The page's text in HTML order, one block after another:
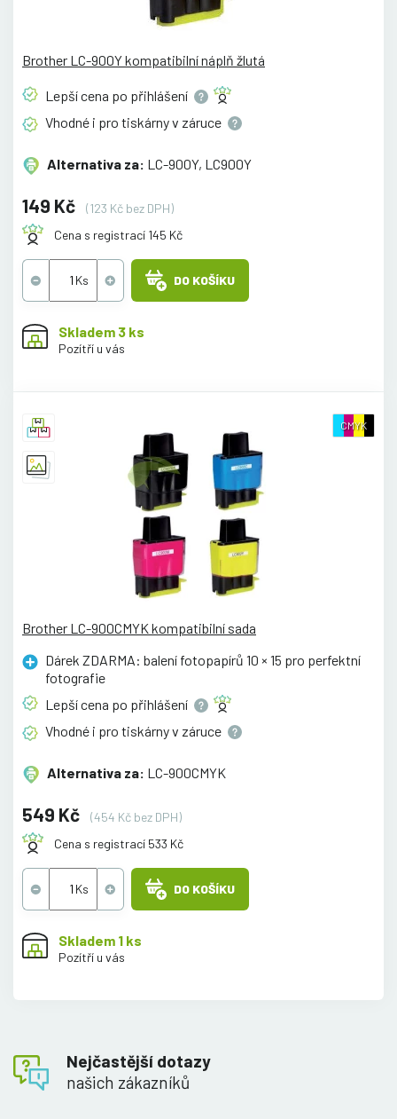
Brother LC-900Y kompatibilní náplň žlutá
Lepší cena po přihlášení
Vhodné i pro tiskárny v záruce
Alternativa za: LC-900Y, LC900Y
149 Kč
(123 Kč bez DPH)
Cena s registrací 145 Kč
DO KOŠÍKU
Skladem 3 ks
Pozítří u vás
CMYK
Brother LC-900CMYK kompatibilní sada
Dárek ZDARMA: balení fotopapírů 10 × 15 pro perfektní
fotografie
Lepší cena po přihlášení
Vhodné i pro tiskárny v záruce
Alternativa za: LC-900CMYK
549 Kč
(454 Kč bez DPH)
Cena s registrací 533 Kč
DO KOŠÍKU
Skladem 1 ks
Pozítří u vás
Nejčastější dotazy
našich zákazníků